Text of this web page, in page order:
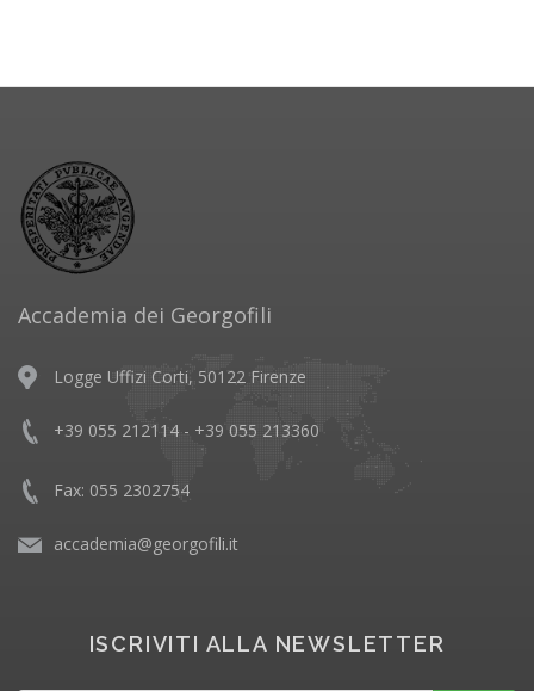
Accademia dei Georgofili
Logge Uffizi Corti, 50122 Firenze
+39 055 212114 - +39 055 213360
Fax: 055 2302754
accademia@georgofili.it
ISCRIVITI ALLA NEWSLETTER